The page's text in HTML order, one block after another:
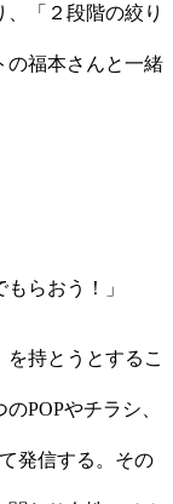
「２段階の絞り
の福本さんと一緒
らおう！」
持とうとするこ
POPやチラシ、
発信する。その